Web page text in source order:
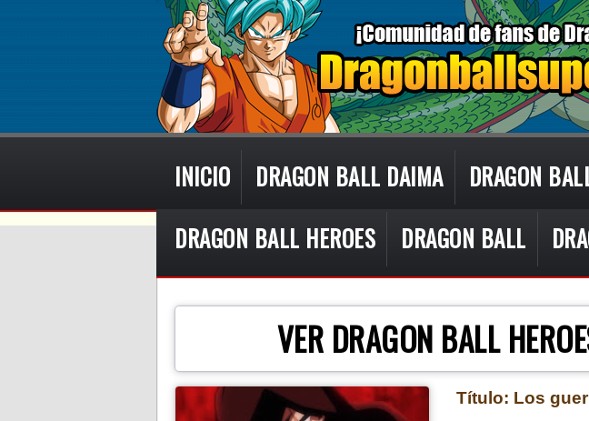
INICIO DRAGON BALL DAIMA DRAGON
DRAGON BALL HEROES
DRAGON BALL
CON
VER DRAGON BALL
Título: Los